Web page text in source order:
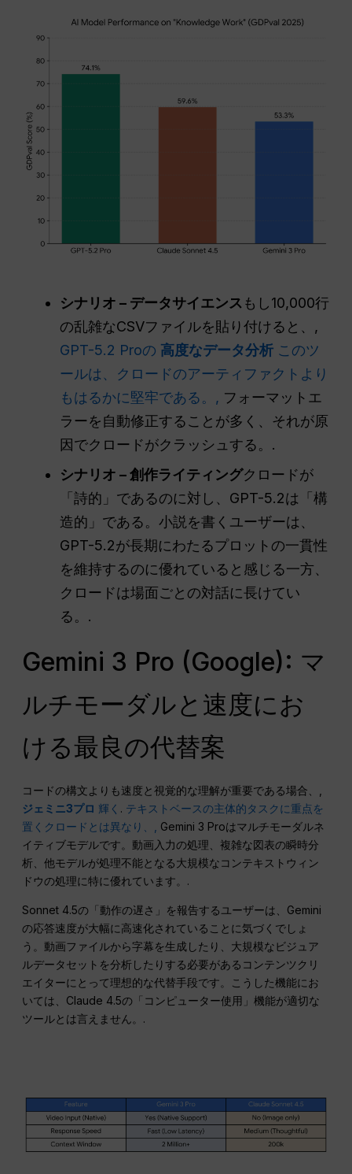
シナリオ – データサイエンス もし10,000行
の乱雑なCSVファイルを貼り付けると、,
GPT-5.2 Proの 高度なデータ分析 このツ
ールは、クロードのアーティファクトより
もはるかに堅牢である。, フォーマットエ
ラーを自動修正することが多く、それが原
因でクロードがクラッシュする。.
シナリオ – 創作ライティングクロードが
「詩的」であるのに対し、GPT-5.2は「構
造的」である。小説を書くユーザーは、
GPT-5.2が長期にわたるプロットの一貫性
を維持するのに優れていると感じる一方、
クロードは場面ごとの対話に長けてい
る。.
Gemini 3 Pro (Google): マ
ルチモーダルと速度にお
ける最良の代替案
コードの構文よりも速度と視覚的な理解が重要である場合、,
ジェミニ3プロ 輝く . テキストベースの主体的タスクに重点を
置くクロードとは異なり、,
Gemini 3 Proはマルチモーダルネ
イティブモデルです。動画入力の処理、複雑な図表の瞬時分
析、他モデルが処理不能となる大規模なコンテキストウィン
ドウの処理に特に優れています。.
Sonnet 4.5の「動作の遅さ」を報告するユーザーは、Gemini
の応答速度が大幅に高速化されていることに気づくでしょ
う。動画ファイルから字幕を生成したり、大規模なビジュア
ルデータセットを分析したりする必要があるコンテンツクリ
エイターにとって理想的な代替手段です。こうした機能にお
いては、Claude 4.5の「コンピューター使用」機能が適切な
ツールとは言えません。.